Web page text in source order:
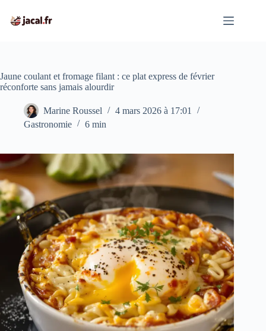
contenu
Jaune coulant et fromage filant : ce plat express de février
réconforte sans jamais alourdir
Marine Roussel
4 mars 2026 à 17:01
Gastronomie
6 min